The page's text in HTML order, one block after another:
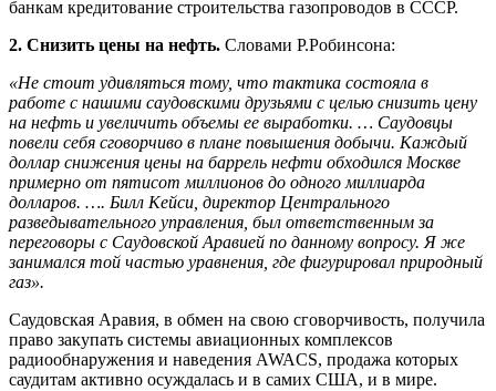
банкам кредитование строительства газопроводов в СССР.
2. Снизить цены на нефть. Словами Р.Робинсона:
«Не стоит удивляться тому, что тактика состояла в
работе с нашими саудовскими друзьями с целью снизить цену
на нефть и увеличить объемы ее выработки. … Саудовцы
повели себя сговорчиво в плане повышения добычи. Каждый
доллар снижения цены на баррель нефти обходился Москве
примерно от пятисот миллионов до одного миллиарда
долларов. …. Билл Кейси, директор Центрального
разведывательного управления, был ответственным за
переговоры с Саудовской Аравией по данному вопросу. Я же
занимался той частью уравнения, где фигурировал природный
газ».
Саудовская Аравия, в обмен на свою сговорчивость, получила
право закупать системы авиационных комплексов
радиообнаружения и наведения AWACS, продажа которых
саудитам активно осуждалась и в самих США, и в мире.